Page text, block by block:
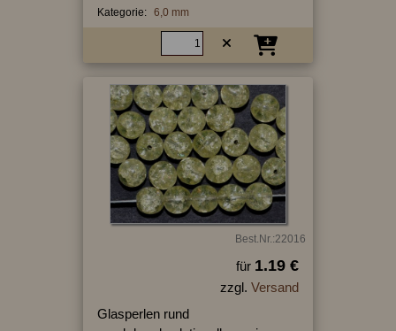
Kategorie: 6,0 mm
Best.Nr.:22016
für 1.19 €
zzgl. Versand
Glasperlen rund